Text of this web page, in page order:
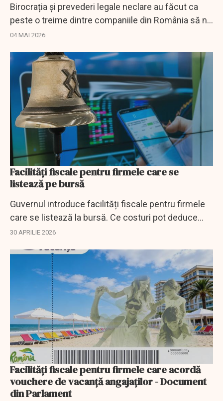
Birocrația și prevederi legale neclare au făcut ca
peste o treime dintre companiile din România să nu
acceseze facilitățile fiscale, arată un studiu.
04 MAI 2026
Facilități fiscale pentru firmele care se
listează pe bursă
Guvernul introduce facilități fiscale pentru firmele
care se listează la bursă. Ce costuri pot deduce
companiile și cum se schimbă calculul impozitului.
30 APRILIE 2026
Facilităţi fiscale pentru firmele care acordă
vouchere de vacanţă angajaţilor - Document
din Parlament